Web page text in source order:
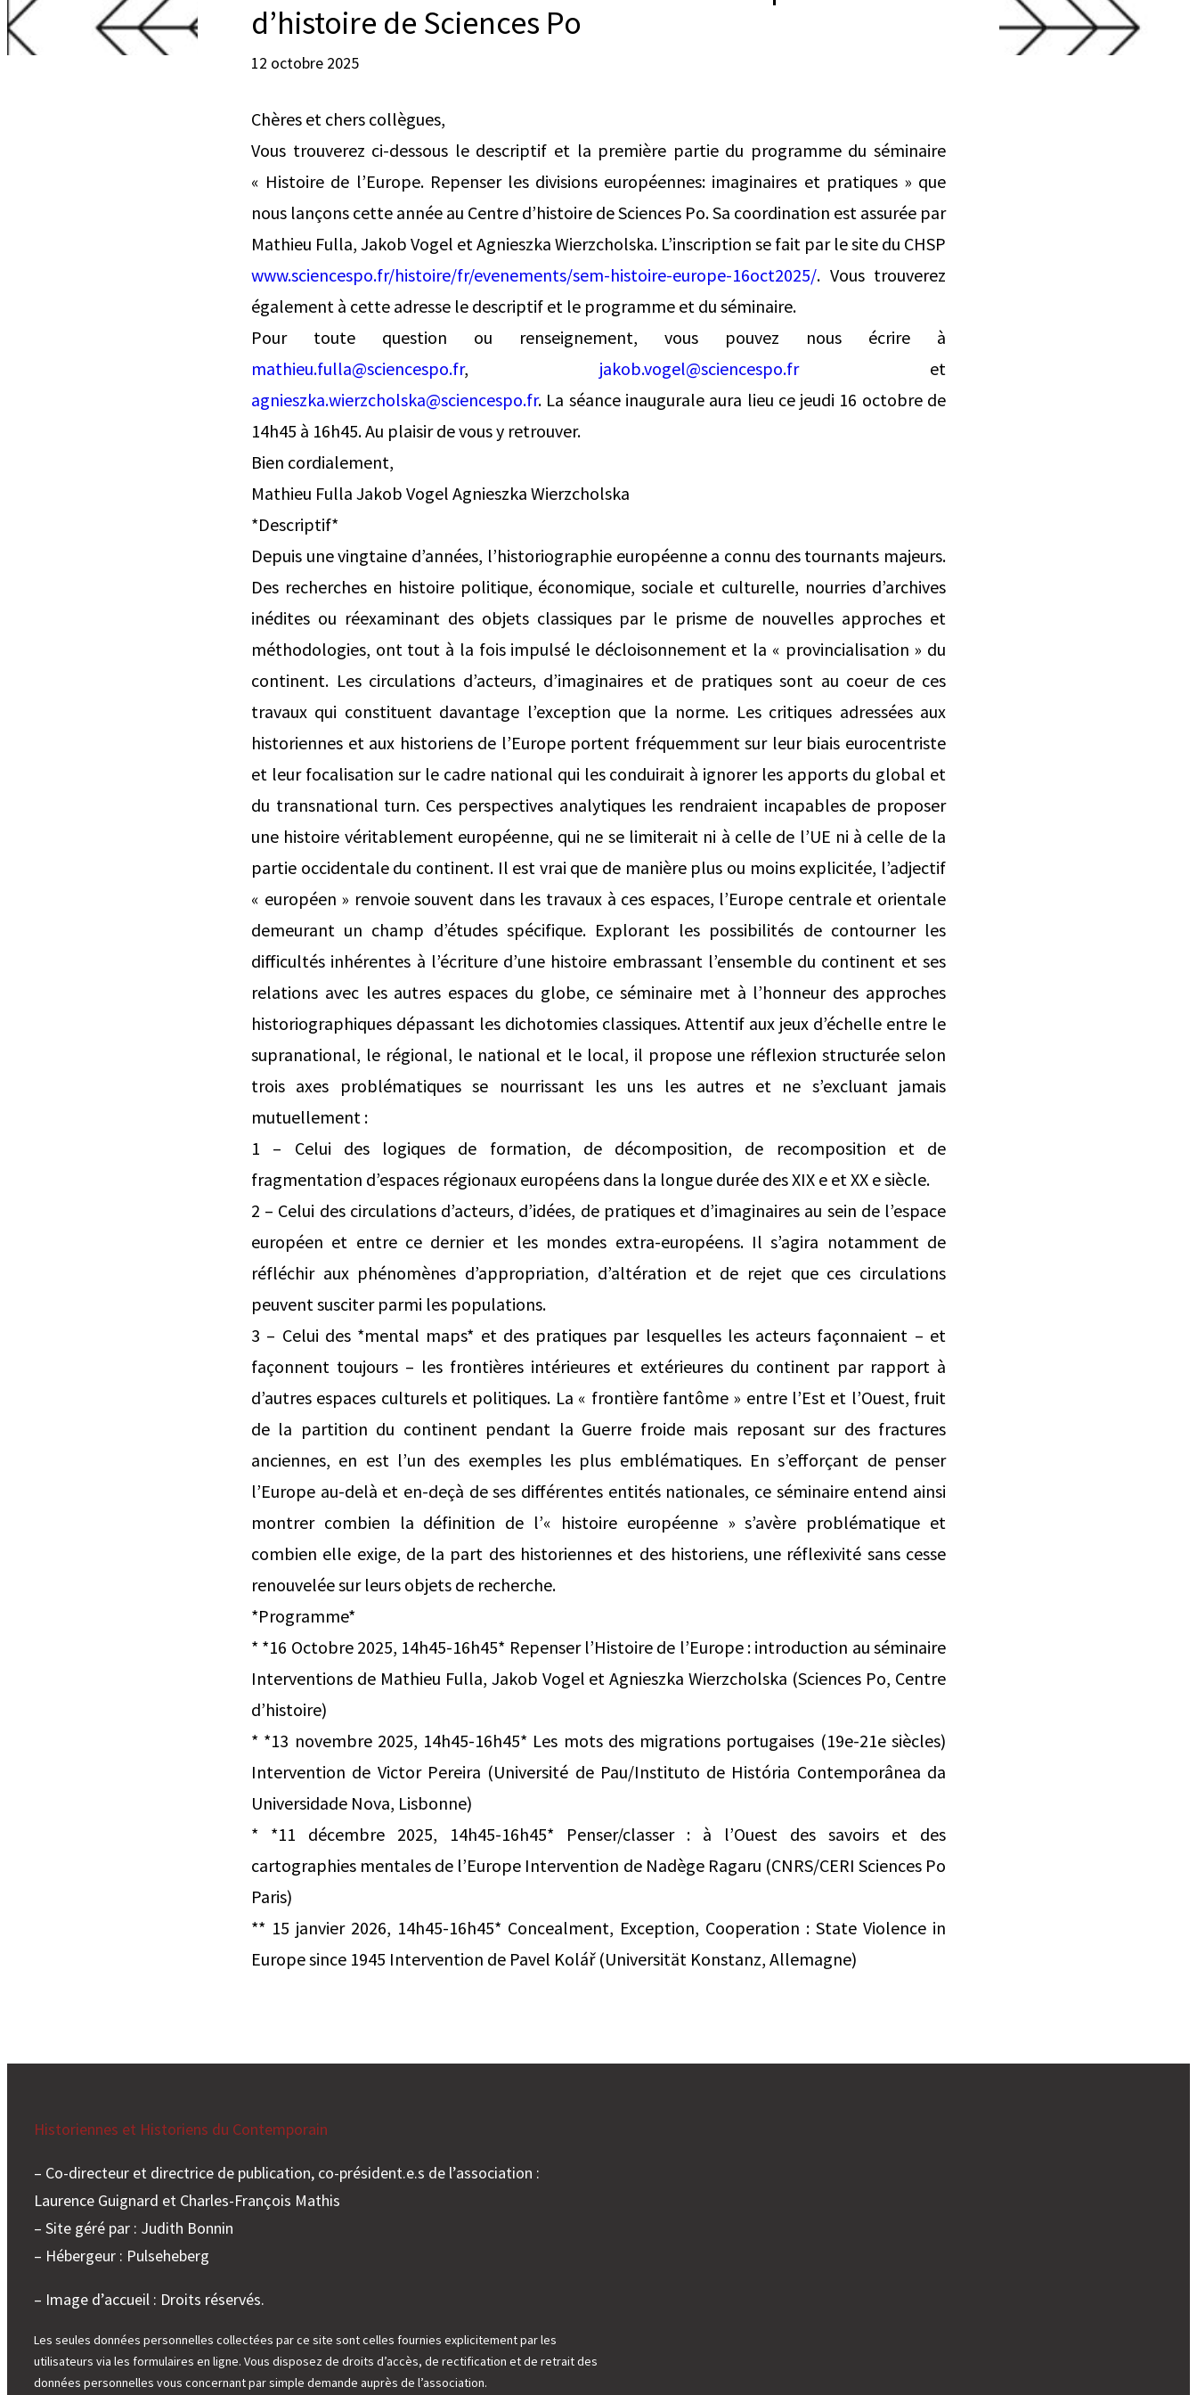
d’histoire de Sciences Po
12 octobre 2025
Chères et chers collègues,
Vous trouverez ci-dessous le descriptif et la première partie du programme du séminaire
« Histoire de l’Europe. Repenser les divisions européennes: imaginaires et pratiques » que
nous lançons cette année au Centre d’histoire de Sciences Po. Sa coordination est assurée par
Mathieu Fulla, Jakob Vogel et Agnieszka Wierzcholska. L’inscription se fait par le site du CHSP
www.sciencespo.fr/histoire/fr/evenements/sem-histoire-europe-16oct2025/. Vous trouverez
également à cette adresse le descriptif et le programme et du séminaire.
Pour toute question ou renseignement, vous pouvez nous écrire à
mathieu.fulla@sciencespo.fr, jakob.vogel@sciencespo.fret
agnieszka.wierzcholska@sciencespo.fr. La séance inaugurale aura lieu ce jeudi 16 octobre de
14h45 à 16h45. Au plaisir de vous y retrouver.
Bien cordialement,
Mathieu Fulla Jakob Vogel Agnieszka Wierzcholska
*Descriptif*
Depuis une vingtaine d’années, l’historiographie européenne a connu des tournants majeurs.
Des recherches en histoire politique, économique, sociale et culturelle, nourries d’archives
inédites ou réexaminant des objets classiques par le prisme de nouvelles approches et
méthodologies, ont tout à la fois impulsé le décloisonnement et la « provincialisation » du
continent. Les circulations d’acteurs, d’imaginaires et de pratiques sont au coeur de ces
travaux qui constituent davantage l’exception que la norme. Les critiques adressées aux
historiennes et aux historiens de l’Europe portent fréquemment sur leur biais eurocentriste
et leur focalisation sur le cadre national qui les conduirait à ignorer les apports du global et
du transnational turn. Ces perspectives analytiques les rendraient incapables de proposer
une histoire véritablement européenne, qui ne se limiterait ni à celle de l’UE ni à celle de la
partie occidentale du continent. Il est vrai que de manière plus ou moins explicitée, l’adjectif
« européen » renvoie souvent dans les travaux à ces espaces, l’Europe centrale et orientale
demeurant un champ d’études spécifique. Explorant les possibilités de contourner les
difficultés inhérentes à l’écriture d’une histoire embrassant l’ensemble du continent et ses
relations avec les autres espaces du globe, ce séminaire met à l’honneur des approches
historiographiques dépassant les dichotomies classiques. Attentif aux jeux d’échelle entre le
supranational, le régional, le national et le local, il propose une réflexion structurée selon
trois axes problématiques se nourrissant les uns les autres et ne s’excluant jamais
mutuellement :
1 – Celui des logiques de formation, de décomposition, de recomposition et de
fragmentation d’espaces régionaux européens dans la longue durée des XIX e et XX e siècle.
2 – Celui des circulations d’acteurs, d’idées, de pratiques et d’imaginaires au sein de l’espace
européen et entre ce dernier et les mondes extra-européens. Il s’agira notamment de
réfléchir aux phénomènes d’appropriation, d’altération et de rejet que ces circulations
peuvent susciter parmi les populations.
3 – Celui des *mental maps* et des pratiques par lesquelles les acteurs façonnaient – et
façonnent toujours – les frontières intérieures et extérieures du continent par rapport à
d’autres espaces culturels et politiques. La « frontière fantôme » entre l’Est et l’Ouest, fruit
de la partition du continent pendant la Guerre froide mais reposant sur des fractures
anciennes, en est l’un des exemples les plus emblématiques. En s’efforçant de penser
l’Europe au-delà et en-deçà de ses différentes entités nationales, ce séminaire entend ainsi
montrer combien la définition de l’« histoire européenne » s’avère problématique et
combien elle exige, de la part des historiennes et des historiens, une réflexivité sans cesse
renouvelée sur leurs objets de recherche.
*Programme*
* *16 Octobre 2025, 14h45-16h45* Repenser l’Histoire de l’Europe : introduction au séminaire
Interventions de Mathieu Fulla, Jakob Vogel et Agnieszka Wierzcholska (Sciences Po, Centre
d’histoire)
* *13 novembre 2025, 14h45-16h45* Les mots des migrations portugaises (19e-21e siècles)
Intervention de Victor Pereira (Université de Pau/Instituto de História Contemporânea da
Universidade Nova, Lisbonne)
* *11 décembre 2025, 14h45-16h45* Penser/classer : à l’Ouest des savoirs et des
cartographies mentales de l’Europe Intervention de Nadège Ragaru (CNRS/CERI Sciences Po
Paris)
** 15 janvier 2026, 14h45-16h45* Concealment, Exception, Cooperation : State Violence in
Europe since 1945 Intervention de Pavel Kolář (Universität Konstanz, Allemagne)
Historiennes et Historiens du Contemporain
– Co-directeur et directrice de publication, co-président.e.s de l’association :
Laurence Guignard et Charles-François Mathis
– Site géré par : Judith Bonnin
– Hébergeur : Pulseheberg
– Image d’accueil : Droits réservés.
Les seules données personnelles collectées par ce site sont celles fournies explicitement par les
utilisateurs via les formulaires en ligne. Vous disposez de droits d’accès, de rectification et de retrait des
données personnelles vous concernant par simple demande auprès de l’association.